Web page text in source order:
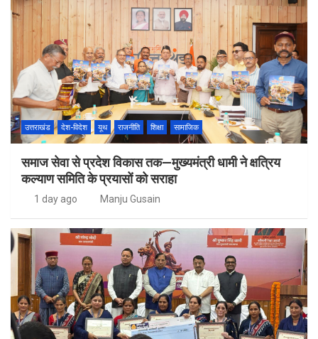
उत्तराखंड देश-विदेश यूथ राजनीति शिक्षा सामाजिक
समाज सेवा से प्रदेश विकास तक—मुख्यमंत्री धामी ने क्षत्रिय
कल्याण समिति के प्रयासों को सराहा
1 day ago Manju Gusain